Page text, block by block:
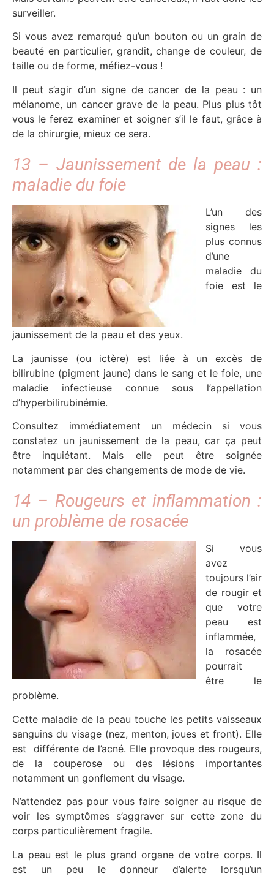
surveiller.
Si vous avez remarqué qu’un bouton ou un grain de
beauté en particulier, grandit, change de couleur, de
taille ou de forme, méfiez-vous !
Il peut s’agir d’un signe de cancer de la peau : un
mélanome, un cancer grave de la peau. Plus plus tôt
vous le ferez examiner et soigner s’il le faut, grâce à
de la chirurgie, mieux ce sera.
13 – Jaunissement de la peau :
maladie du foie
L’un des
signes les
plus connus
d’une
maladie du
foie est le
jaunissement de la peau et des yeux.
La jaunisse (ou ictère) est liée à un excès de
bilirubine (pigment jaune) dans le sang et le foie, une
maladie infectieuse connue sous l’appellation
d’hyperbilirubinémie.
Consultez immédiatement un médecin si vous
constatez un jaunissement de la peau, car ça peut
être inquiétant. Mais elle peut être soignée
notamment par des changements de mode de vie.
14 – Rougeurs et inflammation :
un problème de rosacée
Si vous
avez
toujours l’air
de rougir et
que votre
peau est
inflammée,
la rosacée
pourrait
être le
problème.
Cette maladie de la peau touche les petits vaisseaux
sanguins du visage (nez, menton, joues et front). Elle
est différente de l’acné. Elle provoque des rougeurs,
de la couperose ou des lésions importantes
notamment un gonflement du visage.
N’attendez pas pour vous faire soigner au risque de
voir les symptômes s’aggraver sur cette zone du
corps particulièrement fragile.
La peau est le plus grand organe de votre corps. Il
est un peu le donneur d’alerte lorsqu’un